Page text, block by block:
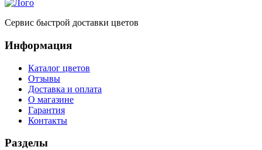
Сервис быстрой доставки цветов
Информация
Каталог цветов
Отзывы
Доставка и оплата
О магазине
Гарантия
Контакты
Разделы